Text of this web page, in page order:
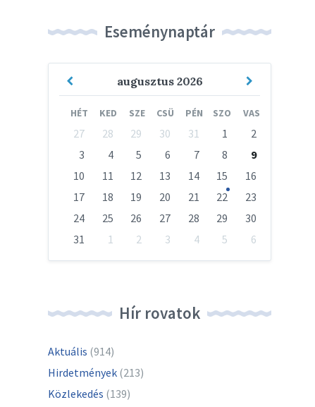
Eseménynaptár
augusztus 2026
Previous
Next
HÉT KED SZE CSÜ PÉN SZO VAS
Skip
calendar
days
27 28 29 30 31 1
2
3
4 5 6 7 8
9
10
11 12 13 14 15
16
17
18 19 20 21 22
23
24
25 26 27 28 29
30
31
1 2 3 4 5
6
Hír rovatok
Aktuális (914)
Hirdetmények (213)
Közlekedés (139)